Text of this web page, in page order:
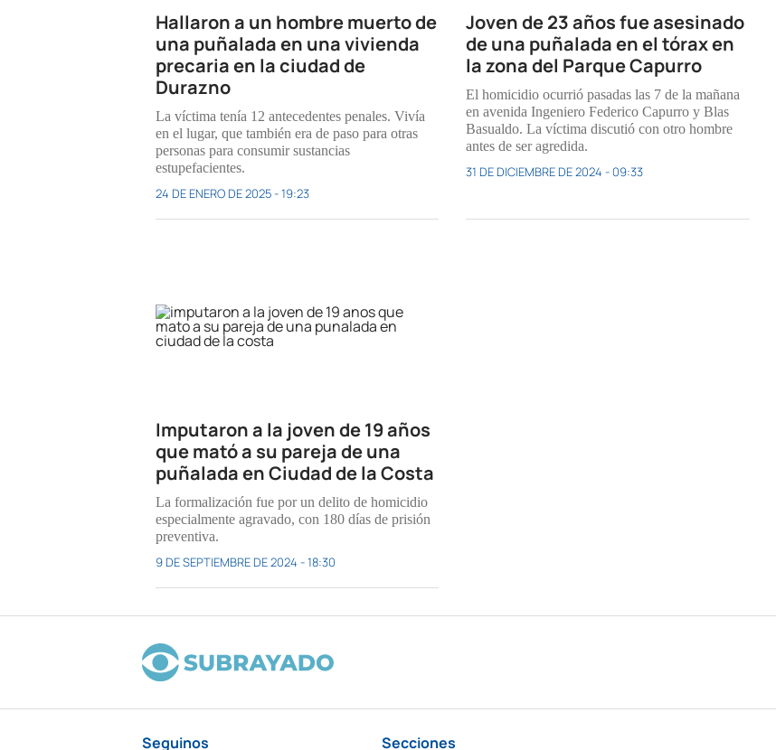
Hallaron a un hombre muerto de
una puñalada en una vivienda
precaria en la ciudad de
Durazno
La víctima tenía 12 antecedentes penales. Vivía
en el lugar, que también era de paso para otras
personas para consumir sustancias
estupefacientes.
24 DE ENERO DE 2025 - 19:23
Joven de 23 años fue asesinado
de una puñalada en el tórax en
la zona del Parque Capurro
El homicidio ocurrió pasadas las 7 de la mañana
en avenida Ingeniero Federico Capurro y Blas
Basualdo. La víctima discutió con otro hombre
antes de ser agredida.
31 DE DICIEMBRE DE 2024 - 09:33
Imputaron a la joven de 19 años
que mató a su pareja de una
puñalada en Ciudad de la Costa
La formalización fue por un delito de homicidio
especialmente agravado, con 180 días de prisión
preventiva.
9 DE SEPTIEMBRE DE 2024 - 18:30
Seguinos Secciones